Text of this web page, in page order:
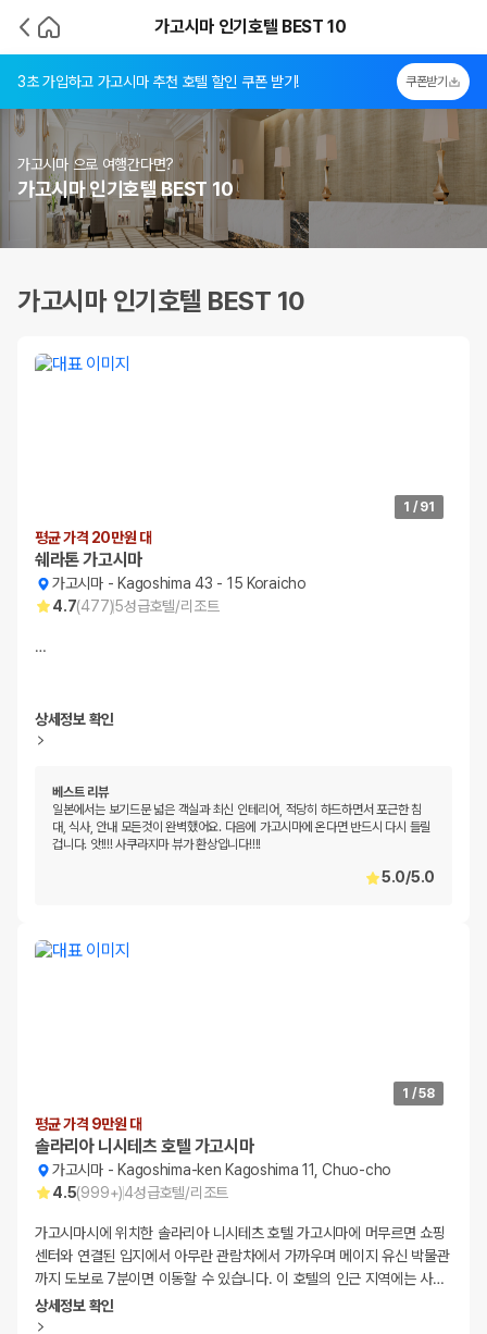
가고시마 인기호텔 BEST 10
3초 가입하고 가고시마 추천 호텔 할인 쿠폰 받기! 쿠폰받기
가고시마 으로 여행간다면?
가고시마 인기호텔 BEST 10
가고시마 인기호텔 BEST 10
1 / 91
평균 가격 20만원 대
쉐라톤 가고시마
가고시마- Kagoshima 43 - 15 Koraicho
4.7(477)5성급호텔/리조트
…
상세정보 확인
베스트 리뷰
일본에서는 보기드문 넓은 객실과 최신 인테리어, 적당히 하드하면서 포근한 침
대, 식사, 안내 모든것이 완벽했어요. 다음에 가고시마에 온다면 반드시 다시 들릴
겁니다. 앗!!!! 사쿠라지마 뷰가 환상입니다!!!!
5.0/5.0
1 /58
평균 가격 9만원 대
솔라리아 니시테츠 호텔 가고시마
가고시마- Kagoshima-ken Kagoshima 11, Chuo-cho
4.5(999+)4성급호텔/리조트
가고시마시에 위치한 솔라리아 니시테츠 호텔 가고시마에 머무르면 쇼핑
센터와 연결된 입지에서 아무란 관람차에서 가까우며 메이지 유신 박물관
까지 도보로 7분이면 이동할 수 있습니다. 이 호텔의 인근 지역에는 사…
상세정보 확인